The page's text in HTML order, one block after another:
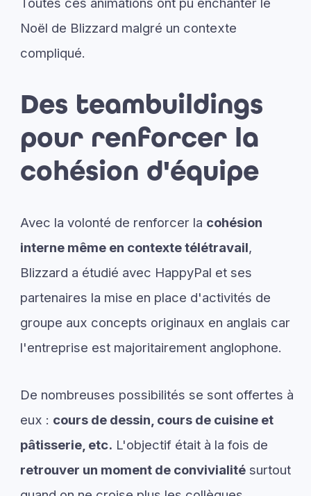
Noël de Blizzard malgré un contexte
compliqué.
Des teambuildings
pour renforcer la
cohésion d'équipe
Avec la volonté de renforcer la cohésion
interne même en contexte télétravail,
Blizzard a étudié avec HappyPal et ses
partenaires la mise en place d'activités de
groupe aux concepts originaux en anglais car
l'entreprise est majoritairement anglophone.
De nombreuses possibilités se sont offertes à
eux : cours de dessin, cours de cuisine et
pâtisserie, etc. L'objectif était à la fois de
retrouver un moment de convivialité surtout